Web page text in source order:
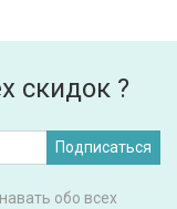
скидок ?
Подписаться
обо всех